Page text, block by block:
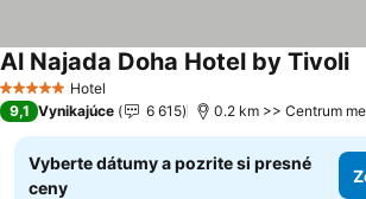
5 Počet hviezdičiek
Hotel
Al Najada Doha Hotel by Tivoli
9,1 Vynikajúce 6 615 0.2 km >> Centrum
Vyberte dátumy a pozrite si presné
ceny